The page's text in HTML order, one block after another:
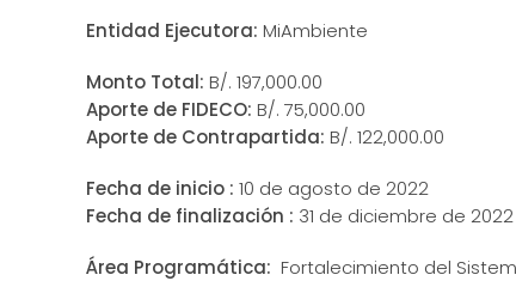
Entidad Ejecutora: MiAmbiente
Monto Total: B/. 197,000.00
Aporte de FIDECO: B/. 75,000.00
Aporte de Contrapartida: B/. 122,000.00
Fecha de inicio : 10 de agosto de 2022
Fecha de finalización : 31 de diciembre de 2022
Área Programática: Fortalecimiento del